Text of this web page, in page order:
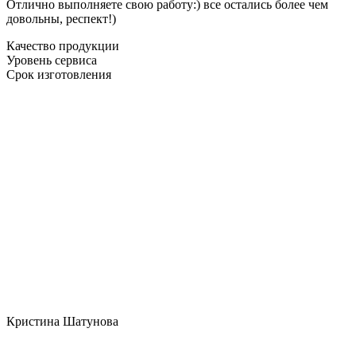
Отлично выполняете свою работу:) все остались более чем
довольны, респект!)
Качество продукции
Уровень сервиса
Срок изготовления
Кристина Шатунова